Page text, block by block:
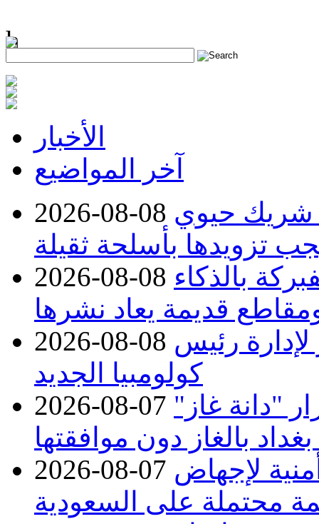
h
الأخبار
آخر المواضيع
2026-08-08 شريك حيوي
تزويدها بأسلحة ثقيلة
2026-08-08 بالذكاء
قديمة يعاد نشرها
2026-08-08 رئيس
كولومبيا الجديد
2026-08-07 "دانة غاز"
بالغاز دون موافقتها
2026-08-07 لإجهاض
محتملة على السعودية